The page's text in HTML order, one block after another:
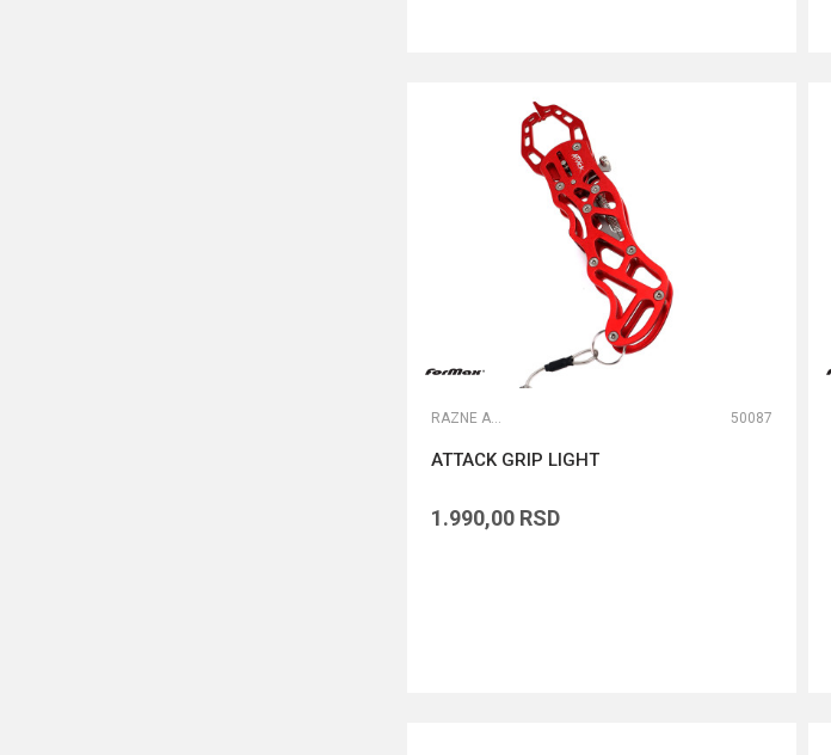
RAZNE ALATKE 50087
ATTACK GRIP LIGHT
1.990,00 RSD